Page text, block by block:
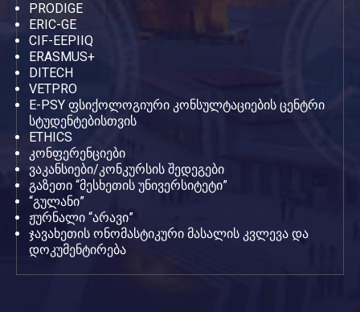
PRODIGE
ERIC-GE
CIF-EEPIIQ
ERASMUS+
DITECH
VETPRO
E-PSY ფსიქოლოგიური კონსულტაციების ცენტრი
სტუდენტებისთვის
ETHICS
კონფერენციები
ვაკანსიები/კონკურსის შედეგები
გაზეთი “მესხეთის უნივერსიტეტი”
“გულანი”
ჟურნალი “არავი”
ჯავახეთის ონომასტიკური მასალის კვლევა და
დოკუმენტირება